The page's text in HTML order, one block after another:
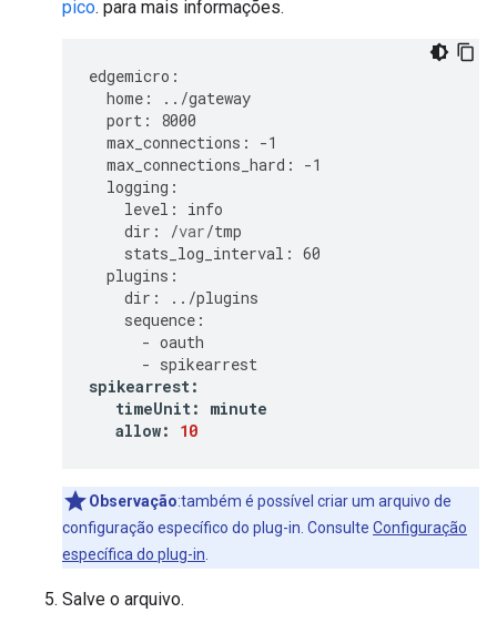
pico. para mais informações.
edgemicro :
home : ../gateway
port :
8000
max_connections : -1
max_connections_hard : -1
logging :
level :
info
dir : /var/tmp
stats_log_interval : 60
plugins :
dir : ../plugins
sequence :
- oauth
- spikearrest
spikearrest:
timeUnit:
minute
allow: 10
Observação:também é possível criar um arquivo de
configuração específico do plug-in. Consulte Configuração
específica do plug-in
Salve o arquivo.